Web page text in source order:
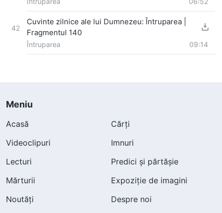
42
Cuvinte zilnice ale lui Dumnezeu: Întruparea |
Fragmentul 140
Întruparea 09:14
Meniu
Acasă
Cărți
Videoclipuri
Imnuri
Lecturi
Predici și părtășie
Mărturii
Expoziție de imagini
Noutăți
Despre noi